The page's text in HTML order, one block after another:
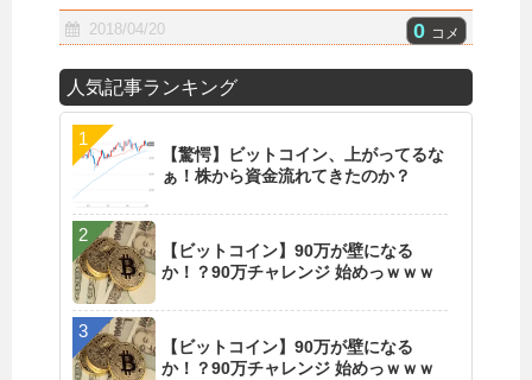
2018/04/20 0 コメ
人気記事ランキング
【驚愕】ビットコイン、上がってるな
ぁ！株から資金流れてきたのか？
【ビットコイン】90万が壁になる
か！？90万チャレンジ 始めっｗｗｗ
【ビットコイン】90万が壁になる
か！？90万チャレンジ 始めっｗｗｗ